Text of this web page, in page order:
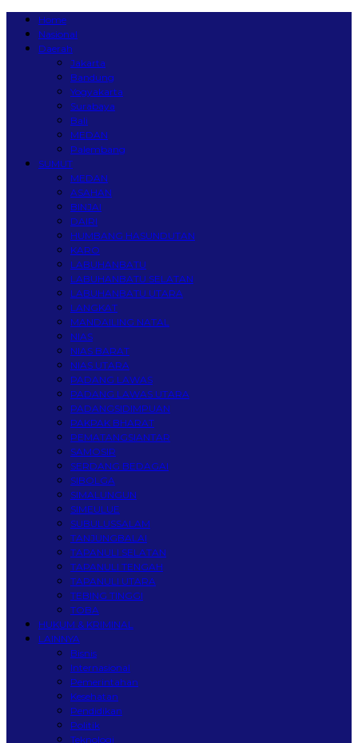
Home
Nasional
Daerah
Jakarta
Bandung
Yogyakarta
Surabaya
Bali
MEDAN
Palembang
SUMUT
MEDAN
ASAHAN
BINJAI
DAIRI
HUMBANG HASUNDUTAN
KARO
LABUHANBATU
LABUHANBATU SELATAN
LABUHANBATU UTARA
LANGKAT
MANDAILING NATAL
NIAS
NIAS BARAT
NIAS UTARA
PADANG LAWAS
PADANG LAWAS UTARA
PADANGSIDIMPUAN
PAKPAK BHARAT
PEMATANGSIANTAR
SAMOSIR
SERDANG BEDAGAI
SIBOLGA
SIMALUNGUN
SIMEULUE
SUBULUSSALAM
TANJUNGBALAI
TAPANULI SELATAN
TAPANULI TENGAH
TAPANULI UTARA
TEBING TINGGI
TOBA
HUKUM & KRIMINAL
LAINNYA
Bisnis
Internasional
Pemerintahan
Kesehatan
Pendidikan
Politik
Teknologi